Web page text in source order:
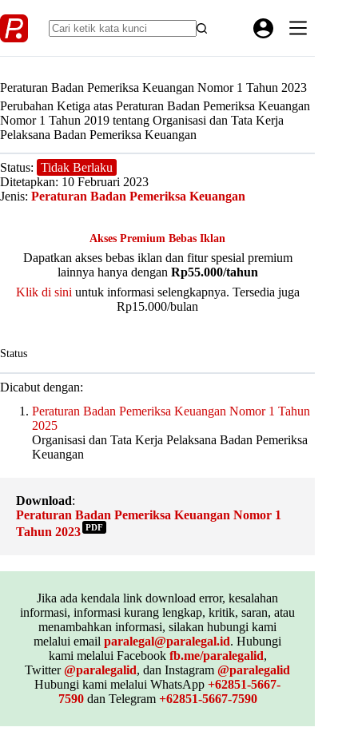
to
content
Peraturan Badan Pemeriksa Keuangan Nomor 1 Tahun 2023
Perubahan Ketiga atas Peraturan Badan Pemeriksa Keuangan
Nomor 1 Tahun 2019 tentang Organisasi dan Tata Kerja
Pelaksana Badan Pemeriksa Keuangan
Status: Tidak Berlaku
Ditetapkan: 10 Februari 2023
Jenis: Peraturan Badan Pemeriksa Keuangan
Akses Premium Bebas Iklan
Dapatkan akses bebas iklan dan fitur spesial premium
lainnya hanya dengan Rp55.000/tahun
Klik di sini untuk informasi selengkapnya. Tersedia juga
Rp15.000/bulan
Status
Dicabut dengan:
Peraturan Badan Pemeriksa Keuangan Nomor 1 Tahun
2025
Organisasi dan Tata Kerja Pelaksana Badan Pemeriksa
Keuangan
Download:
Peraturan Badan Pemeriksa Keuangan Nomor 1
Tahun 2023 PDF
Jika ada kendala link download error, kesalahan
informasi, informasi kurang lengkap, kritik, saran, atau
menambahkan informasi, silakan hubungi kami
melalui emailparalegal@paralegal.id. Hubungi
kami melalui Facebook fb.me/paralegalid,
Twitter@paralegalid, dan Instagram@paralegalid
Hubungi kami melalui WhatsApp+62851-5667-
7590dan Telegram +62851-5667-7590